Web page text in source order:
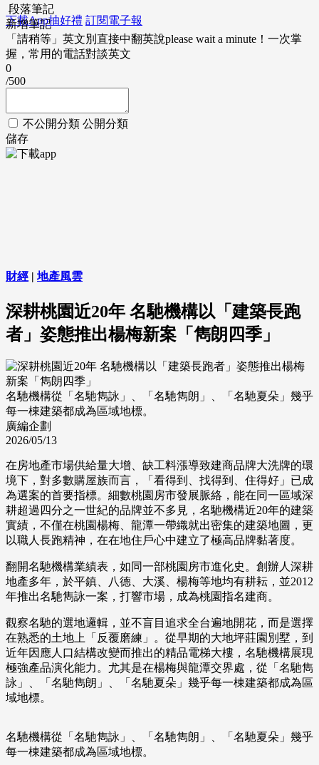
下載App抽好禮 訂閱電子報
段落筆記
新增筆記
「請稍等」英文別直接中翻英說please wait a minute！一次掌
握，常用的電話對談英文
0
/500
不公開分類 公開分類
儲存
財經 | 地產風雲
深耕桃園近20年 名馳機構以「建築長跑
者」姿態推出楊梅新案「雋朗四季」
名馳機構從「名馳雋詠」、「名馳雋朗」、「名馳夏朵」幾乎
每一棟建築都成為區域地標。
廣編企劃
2026/05/13
在房地產市場供給量大增、缺工料漲導致建商品牌大洗牌的環
境下，對多數購屋族而言，「看得到、找得到、住得好」已成
為選案的首要指標。細數桃園房市發展脈絡，能在同一區域深
耕超過四分之一世紀的品牌並不多見，名馳機構近20年的建築
實績，不僅在桃園楊梅、龍潭一帶織就出密集的建築地圖，更
以職人長跑精神，在在地住戶心中建立了極高品牌黏著度。
翻開名馳機構業績表，如同一部桃園房市進化史。創辦人深耕
地產多年，於平鎮、八德、大溪、楊梅等地均有耕耘，並2012
年推出名馳雋詠一案，打響市場，成為桃園指名建商。
觀察名馳的選地邏輯，並不盲目追求全台遍地開花，而是選擇
在熟悉的土地上「反覆磨練」。從早期的大地坪莊園別墅，到
近年因應人口結構改變而推出的精品電梯大樓，名馳機構展現
極強產品演化能力。尤其是在楊梅與龍潭交界處，從「名馳雋
詠」、「名馳雋朗」、「名馳夏朵」幾乎每一棟建築都成為區
域地標。
名馳機構從「名馳雋詠」、「名馳雋朗」、「名馳夏朵」幾乎
每一棟建築都成為區域地標。